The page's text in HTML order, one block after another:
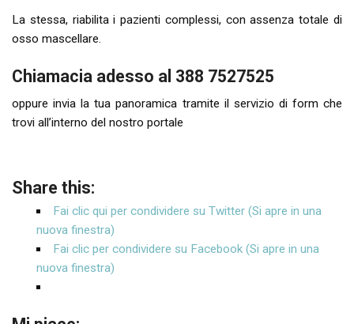
La stessa, riabilita i pazienti complessi, con assenza totale di
osso mascellare.
Chiamacia adesso al 388 7527525
oppure invia la tua panoramica tramite il servizio di form che
trovi all’interno del nostro portale
Share this:
Fai clic qui per condividere su Twitter (Si apre in una
nuova finestra)
Fai clic per condividere su Facebook (Si apre in una
nuova finestra)